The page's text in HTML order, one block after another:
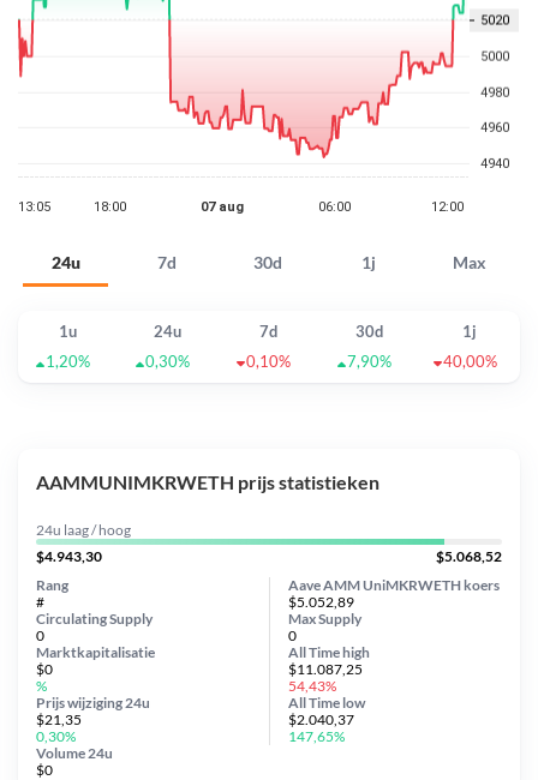
24u 7d 30d 1j Max
1u 24u 7d 30d
1j
1,20%
0,30% 0,10% 7,90% 40,00%
AAMMUNIMKRWETH prijs statistieken
24u laag / hoog
$4.943,30
$5.068,52
Aave AMM UniMKRWETH koers
$5.052,89
Circulating Supply
0
Prijs wijziging 24u
$21,35
0,30%
Max Supply
0
Marktkapitalisatie
$0
%
Volume 24u
$0
Rang
#
All Timehigh
$11.087,25
54,43%
All Time low
$2.040,37
147,65%